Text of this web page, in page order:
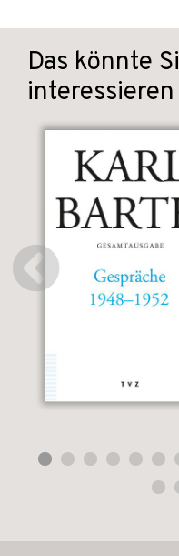
Das könnte
interessieren